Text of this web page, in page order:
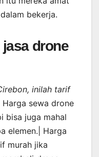
bekerja.
drone
inilah tarif
Harga sewa drone
bisa juga mahal
elemen.| Harga
murah jika